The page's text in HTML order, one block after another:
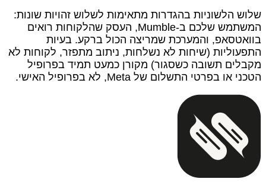
שלוש הלשוניות בהגדרות מתאימות לשלוש זהויות שונות:
המשתמש שלכם ב‑Mumble, העסק שהלקוחות רואים
בוואטסאפ, והמערכת שמריצה הכול ברקע. בעיות
התפעוליות (שיחות לא נשלחות, ניתוב מתפזר, לקוחות לא
מקבלים תשובה כשסגור) מקורן כמעט תמיד בפרופיל
הטכני או בפרטי התשלום של Meta, לא בפרופיל האישי.